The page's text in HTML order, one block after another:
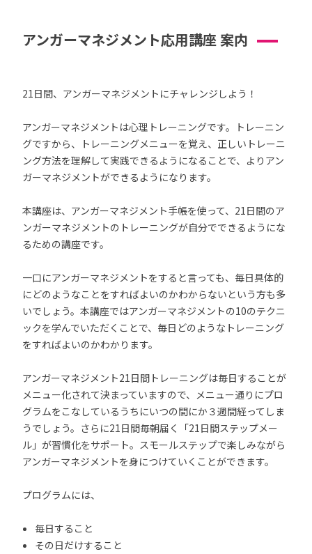
アンガーマネジメント応用講座 案内
21日間、アンガーマネジメントにチャレンジしよう！
アンガーマネジメントは心理トレーニングです。トレーニン
グですから、トレーニングメニューを覚え、正しいトレーニ
ング方法を理解して実践できるようになることで、よりアン
ガーマネジメントができるようになります。
本講座は、アンガーマネジメント手帳を使って、21日間のア
ンガーマネジメントのトレーニングが自分でできるようにな
るための講座です。
一口にアンガーマネジメントをすると言っても、毎日具体的
にどのようなことをすればよいのかわからないという方も多
いでしょう。本講座ではアンガーマネジメントの10のテクニ
ックを学んでいただくことで、毎日どのようなトレーニング
をすればよいのかわかります。
アンガーマネジメント21日間トレーニングは毎日することが
メニュー化されて決まっていますので、メニュー通りにプロ
グラムをこなしているうちにいつの間にか３週間経ってしま
うでしょう。さらに21日間毎朝届く「21日間ステップメー
ル」が習慣化をサポート。スモールステップで楽しみながら
アンガーマネジメントを身につけていくことができます。
プログラムには、
毎日すること
その日だけすること